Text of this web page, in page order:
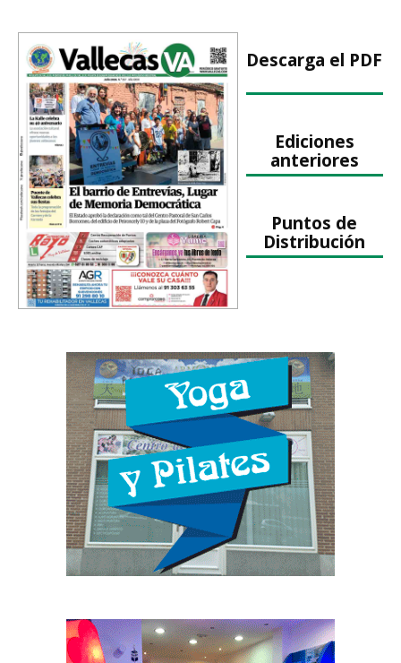
Descarga el PDF
Ediciones
anteriores
Puntos de
Distribución